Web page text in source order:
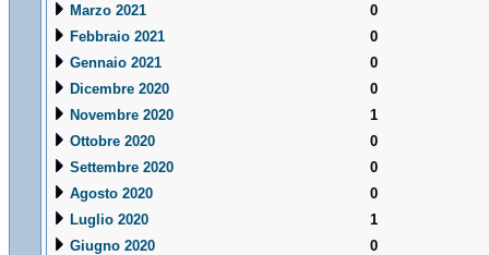
Marzo 2021
0
Febbraio 2021
0
Gennaio 2021
0
Dicembre 2020
0
Novembre 2020
1
Ottobre 2020
0
Settembre 2020
0
Agosto 2020
0
Luglio 2020
1
Giugno 2020
0